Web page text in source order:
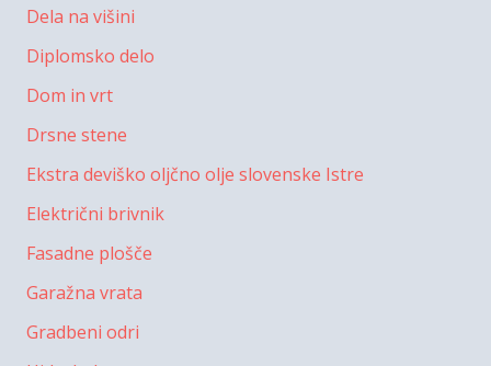
Dela na višini
Diplomsko delo
Dom in vrt
Drsne stene
Ekstra deviško oljčno olje slovenske Istre
Električni brivnik
Fasadne plošče
Garažna vrata
Gradbeni odri